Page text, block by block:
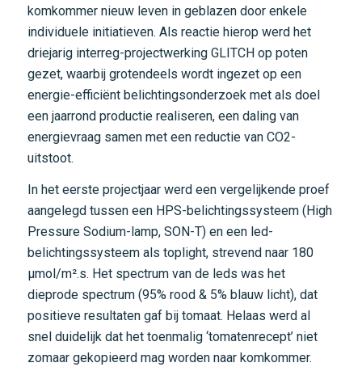
komkommer nieuw leven in geblazen door enkele
individuele initiatieven. Als reactie hierop werd het
driejarig interreg-projectwerking GLITCH op poten
gezet, waarbij grotendeels wordt ingezet op een
energie-efficiënt belichtingsonderzoek met als doel
een jaarrond productie realiseren, een daling van
energievraag samen met een reductie van CO2-
uitstoot.
In het eerste projectjaar werd een vergelijkende proef
aangelegd tussen een HPS-belichtingssysteem (High
Pressure Sodium-lamp, SON-T) en een led-
belichtingssysteem als toplight, strevend naar 180
μmol/m².s. Het spectrum van de leds was het
dieprode spectrum (95% rood & 5% blauw licht), dat
positieve resultaten gaf bij tomaat. Helaas werd al
snel duidelijk dat het toenmalig ‘tomatenrecept’ niet
zomaar gekopieerd mag worden naar komkommer.